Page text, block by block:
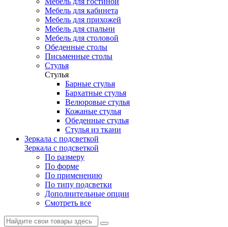
Мебель для кабинета
Мебель для прихожей
Мебель для спальни
Мебель для столовой
Обеденные столы
Письменные столы
Стулья
Стулья
Барные стулья
Бархатные стулья
Велюровые стулья
Кожаные стулья
Обеденные стулья
Стулья из ткани
Зеркала с подсветкой
Зеркала с подсветкой
По размеру
По форме
По применению
По типу подсветки
Дополнительные опции
Смотреть все